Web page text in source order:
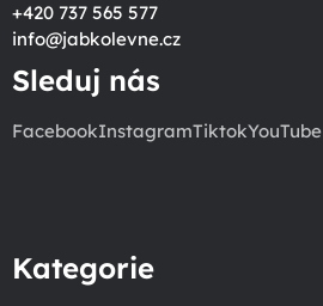
+420 737 565 577
info@jabkolevne.cz
Sleduj nás
FacebookInstagramTiktokYouTube
Kategorie